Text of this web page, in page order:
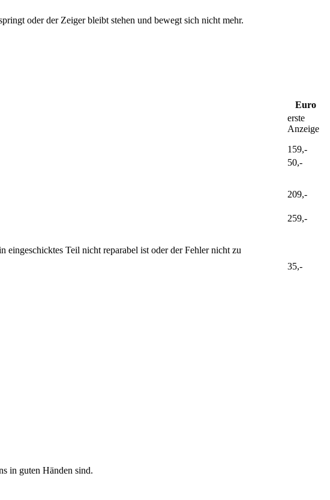
oder der Zeiger bleibt stehen und bewegt sich nicht mehr.
Euro
erste
Anzeige
159,-
50,-
209,-
259,-
Teil nicht reparabel ist oder der Fehler nicht zu
35,-
in guten Händen sind.